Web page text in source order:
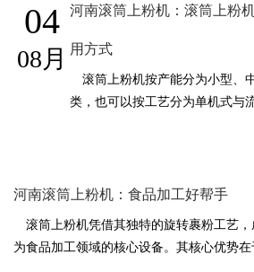
程：开机前检查滚筒
内部，依靠滚筒翻
经振动筛分离结块
用，裹粉完成的食材从
04
08月
河南滚筒上粉机：滚筒上粉
用方式
滚筒上粉机按产能分为小型、
类，也可以按工艺分为单机式与
河南滚筒上粉机：食品加工好帮手
滚筒上粉机凭借其独特的旋转裹粉工艺，
为食品加工领域的核心设备。其核心优势在